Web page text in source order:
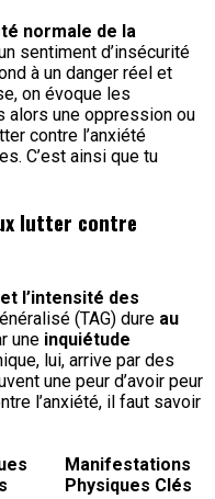
normale de la
sentiment d’insécurité
à un danger réel et
on évoque les
alors une oppression ou
contre l’anxiété
C’est ainsi que tu
lutter contre
l’intensité des
(TAG) dure au
une inquiétude
lui, arrive par des
une peur d’avoir peur
l’anxiété, il faut savoir
Manifestations
Physiques Clés